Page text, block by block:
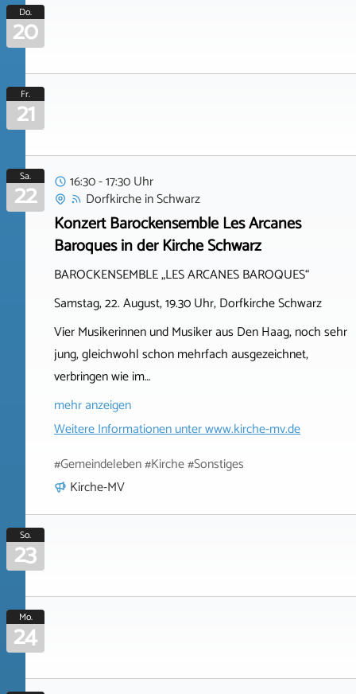
Do.
20
Fr.
21
Sa.
22
16:30 - 17:30 Uhr
DorfkircheinSchwarz
Konzert Barockensemble Les Arcanes
Baroques in der Kirche Schwarz
BAROCKENSEMBLE „LES ARCANES BAROQUES“
Samstag, 22. August, 19.30 Uhr, Dorfkirche Schwarz
Vier Musikerinnen und Musiker aus Den Haag, noch sehr
jung, gleichwohl schon mehrfach ausgezeichnet,
verbringen wie im…
mehr anzeigen
Weitere Informationen unterwww.kirche-mv.de
#Gemeindeleben #Kirche #Sonstiges
Kirche-MV
So.
23
Mo.
24